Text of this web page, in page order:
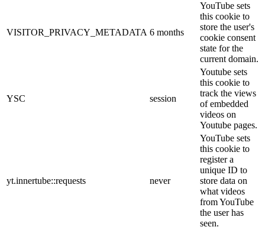
VISITOR_PRIVACY_METADATA 6 months
YouTube sets
this cookie to
store the user's
cookie consent
state for the
current domain.
YSC session
Youtube sets
this cookie to
track the views
of embedded
videos on
Youtube pages.
yt.innertube::requests never
YouTube sets
this cookie to
register a
unique ID to
store data on
what videos
from YouTube
the user has
seen.